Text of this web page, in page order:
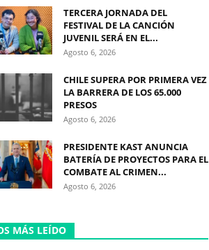
TERCERA JORNADA DEL
FESTIVAL DE LA CANCIÓN
JUVENIL SERÁ EN EL...
Agosto 6, 2026
CHILE SUPERA POR PRIMERA VEZ
LA BARRERA DE LOS 65.000
PRESOS
Agosto 6, 2026
PRESIDENTE KAST ANUNCIA
BATERÍA DE PROYECTOS PARA EL
COMBATE AL CRIMEN...
Agosto 6, 2026
MÁS LEÍDO